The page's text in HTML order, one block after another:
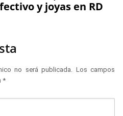
y joyas en RD
no será publicada.
Los campos
*